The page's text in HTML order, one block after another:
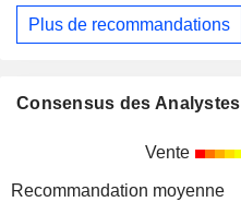
Plus de recommandations
Consensus des Analystes
Vente
Recommandation moyenne